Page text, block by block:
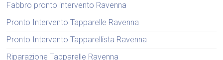
Fabbro pronto intervento Ravenna
Pronto Intervento Tapparelle Ravenna
Pronto Intervento Tapparellista Ravenna
Riparazione Tapparelle Ravenna